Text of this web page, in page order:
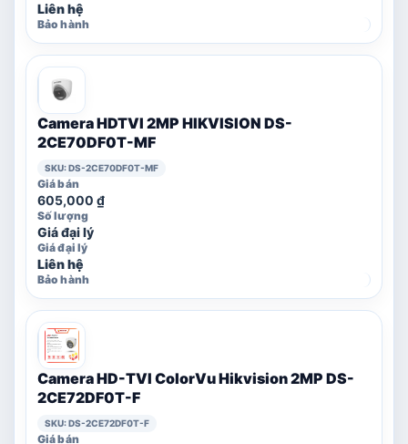
Liên hệ
Camera HDTVI 2MP HIKVISION DS-
2CE70DF0T-MF
SKU: DS-2CE70DF0T-MF
605,000 ₫
Giá đại lý
Liên hệ
Camera HD-TVI ColorVu Hikvision 2MP DS-
2CE72DF0T-F
SKU: DS-2CE72DF0T-F